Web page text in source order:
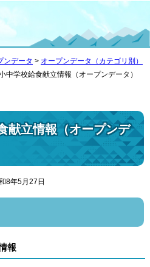
ンデータ > オープンデータ（カテゴリ別）
中学校給食献立情報（オープンデータ）
献立情報（オープンデ
8年5月27日
報